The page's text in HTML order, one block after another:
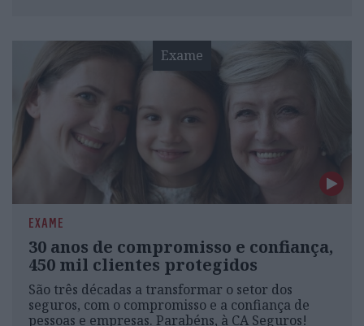
Exame
EXAME
30 anos de compromisso e confiança,
450 mil clientes protegidos
São três décadas a transformar o setor dos
seguros, com o compromisso e a confiança de
pessoas e empresas. Parabéns, à CA Seguros!